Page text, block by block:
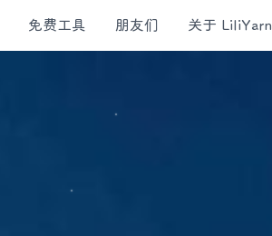
免费工具 朋友们 关于 LiliYarn